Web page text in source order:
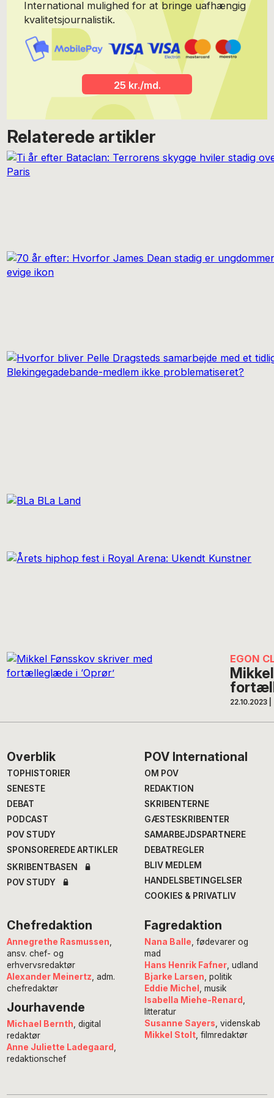
International mulighed for at bringe uafhængig
kvalitetsjournalistik.
25 kr./md.
Relaterede artikler
EGON
22.10.2023
Footer
Overblik
TOPHISTORIER
SENESTE
DEBAT
PODCAST
POV STUDY
SPONSOREREDE ARTIKLER
SKRIBENTBASEN
POV STUDY
POV International
OM POV
REDAKTION
SKRIBENTERNE
GÆSTESKRIBENTER
SAMARBEJDSPARTNERE
DEBATREGLER
BLIV MEDLEM
HANDELSBETINGELSER
COOKIES & PRIVATLIV
Chefredaktion
Annegrethe Rasmussen,
ansv. chef- og
erhvervsredaktør
Alexander Meinertz, adm.
chefredaktør
Jourhavende
Michael Bernth , digital
redaktør
Anne Juliette Ladegaard
redaktionschef
Fagredaktion
Nana Balle, fødevarer og
mad
Hans Henrik Fafner, udland
Bjarke Larsen, politik
Eddie Michel , musik
Isabella Miehe-Renard ,
litteratur
Susanne Sayers, videnskab
Mikkel Stolt, filmredaktør